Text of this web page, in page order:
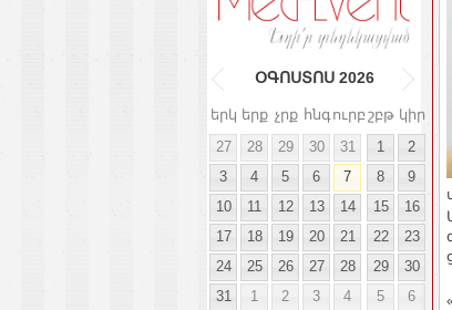
ՕԳՈՍՏՈՍ 2026
երկ երք չրք հնգուրբ շբթ կիր
27
28 29 30 31 1
2
3
4 5 6 7 8
9
10
11 12 13 14 15
16
17
18 19 20 21 22
23
24
25 26 27 28 29
30
31
1 2 3 4 5 6